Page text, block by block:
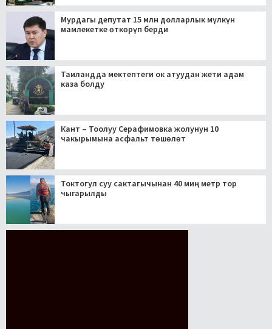
Мурдагы депутат 15 млн долларлык мүлкүн
мамлекетке өткөрүп берди
Таиландда мектептеги ок атуудан жети адам
каза болду
Кант – Тоолуу Серафимовка жолунун 10
чакырымына асфальт төшөлөт
Токтогул суу сактагычынан 40 миң метр тор
чыгарылды